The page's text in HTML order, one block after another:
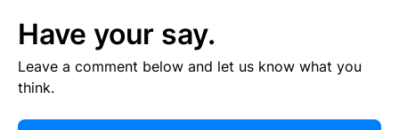
Have your say.
Leave a comment below and let us know what you
think.